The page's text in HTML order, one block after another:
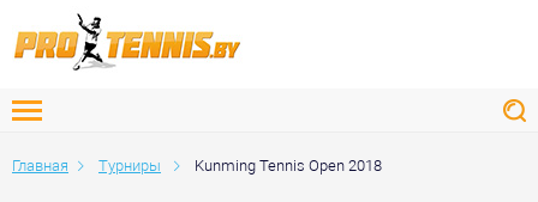
Главная Турниры Kunming Tennis Open 2018